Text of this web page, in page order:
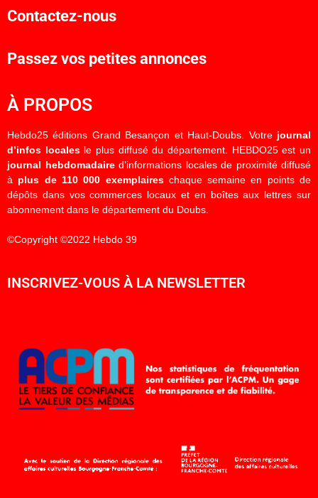
Contactez-nous
Passez vos petites annonces
À PROPOS
Hebdo25 éditions Grand Besançon et Haut-Doubs. Votre journal
d’infos localesle plus diffusé du département. HEBDO25 est un
journal hebdomadaired’informations locales de proximité diffusé
à plus de 110 000 exemplaireschaque semaine en points de
dépôts dans vos commerces locaux et en boîtes aux lettres sur
abonnement dans le département du Doubs.
©Copyright ©2022 Hebdo 39
INSCRIVEZ-VOUS À LA NEWSLETTER